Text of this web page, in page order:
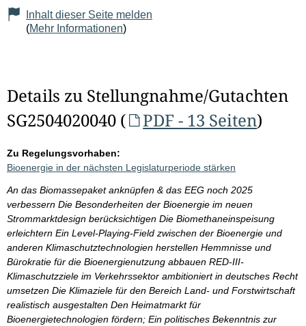
Inhalt dieser Seite melden
(Mehr Informationen)
Details zu Stellungnahme/Gutachten
SG2504020040 (
PDF - 13 Seiten)
Zu Regelungsvorhaben:
Bioenergie in der nächsten Legislaturperiode stärken
An das Biomassepaket anknüpfen & das EEG noch 2025
verbessern Die Besonderheiten der Bioenergie im neuen
Strommarktdesign berücksichtigen Die Biomethaneinspeisung
erleichtern Ein Level-Playing-Field zwischen der Bioenergie und
anderen Klimaschutztechnologien herstellen Hemmnisse und
Bürokratie für die Bioenergienutzung abbauen RED-III-
Klimaschutzziele im Verkehrssektor ambitioniert in deutsches Recht
umsetzen Die Klimaziele für den Bereich Land- und Forstwirtschaft
realistisch ausgestalten Den Heimatmarkt für
Bioenergietechnologien fördern; Ein politisches Bekenntnis zur